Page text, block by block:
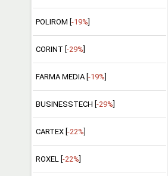
POLIROM [ -19%
CORINT [ -29%
FARMA MEDIA [ -19%
BUSINESSTECH [ -29%
CARTEX [-22%]
ROXEL [-22%]